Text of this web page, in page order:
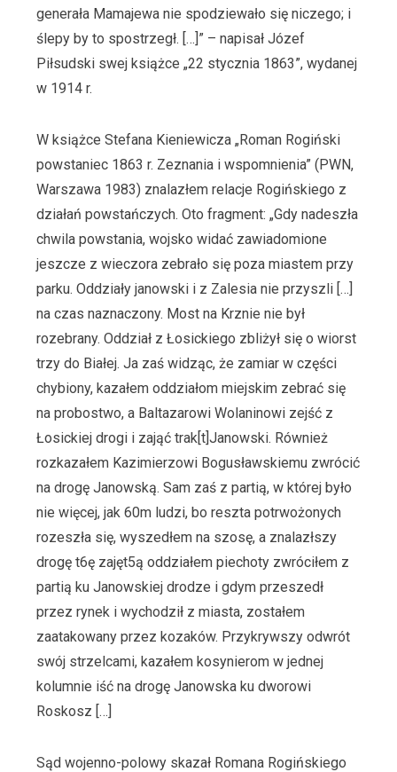
generała Mamajewa nie spodziewało się niczego; i
ślepy by to spostrzegł. […]” – napisał Józef
Piłsudski swej książce „22 stycznia 1863”, wydanej
w 1914 r.
W książce Stefana Kieniewicza „Roman Rogiński
powstaniec 1863 r. Zeznania i wspomnienia” (PWN,
Warszawa 1983) znalazłem relacje Rogińskiego z
działań powstańczych. Oto fragment: „Gdy nadeszła
chwila powstania, wojsko widać zawiadomione
jeszcze z wieczora zebrało się poza miastem przy
parku. Oddziały janowski i z Zalesia nie przyszli […]
na czas naznaczony. Most na Krznie nie był
rozebrany. Oddział z Łosickiego zbliżył się o wiorst
trzy do Białej. Ja zaś widząc, że zamiar w części
chybiony, kazałem oddziałom miejskim zebrać się
na probostwo, a Baltazarowi Wolaninowi zejść z
Łosickiej drogi i zająć trak[t]Janowski. Również
rozkazałem Kazimierzowi Bogusławskiemu zwrócić
na drogę Janowską. Sam zaś z partią, w której było
nie więcej, jak 60m ludzi, bo reszta potrwożonych
rozeszła się, wyszedłem na szosę, a znalazłszy
drogę t6ę zajęt5ą oddziałem piechoty zwróciłem z
partią ku Janowskiej drodze i gdym przeszedł
przez rynek i wychodził z miasta, zostałem
zaatakowany przez kozaków. Przykrywszy odwrót
swój strzelcami, kazałem kosynierom w jednej
kolumnie iść na drogę Janowska ku dworowi
Roskosz […]
Sąd wojenno-polowy skazał Romana Rogińskiego